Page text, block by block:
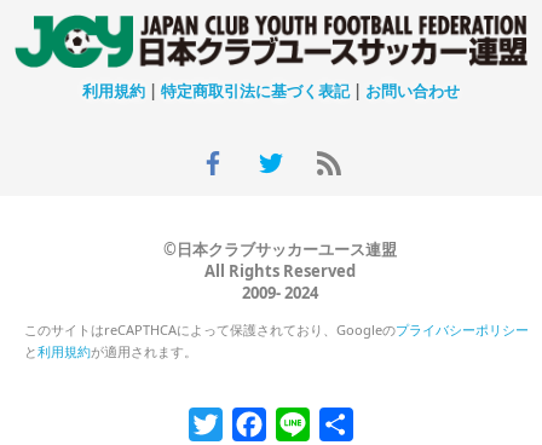
利用規約 | 特定商取引法に基づく表記| お問い合わせ
©日本クラブサッカーユース連盟
All Rights Reserved
2009- 2024
このサイトはreCAPTHCAによって保護されており、Googleのプライバシーポリシー
と利用規約が適用されます。
TwitterFacebook
Line